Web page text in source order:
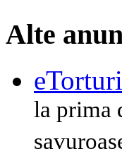
Alte
eTorturi
la prima